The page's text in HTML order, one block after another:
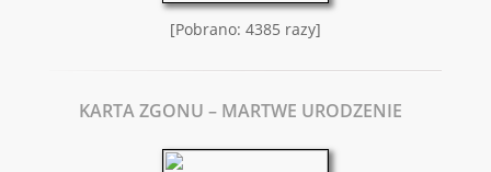
[Pobrano: 4385 razy]
KARTA ZGONU – MARTWE URODZENIE